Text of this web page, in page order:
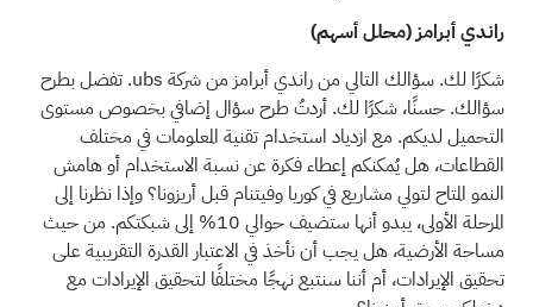
راندي أبرامز (محلل أسهم)
شكرًا لك. سؤالك التالي من راندي أبرامز من شركة ubs. تفضل بطرح
سؤالك. حسنًا، شكرًا لك. أردتُ طرح سؤال إضافي بخصوص مستوى
التحميل لديكم. مع ازدياد استخدام تقنية المعلومات في مختلف
القطاعات، هل يُمكنكم إعطاء فكرة عن نسبة الاستخدام أو هامش
النمو المتاح لتولي مشاريع في كوريا وفيتنام قبل أريزونا؟ وإذا نظرنا إلى
المرحلة الأولى، يبدو أنها ستضيف حوالي 10% إلى شبكتكم. من حيث
مساحة الأرضية، هل يجب أن نأخذ في الاعتبار القدرة التقريبية على
تحقيق الإيرادات، أم أننا سنتبع نهجًا مختلفًا لتحقيق الإيرادات مع